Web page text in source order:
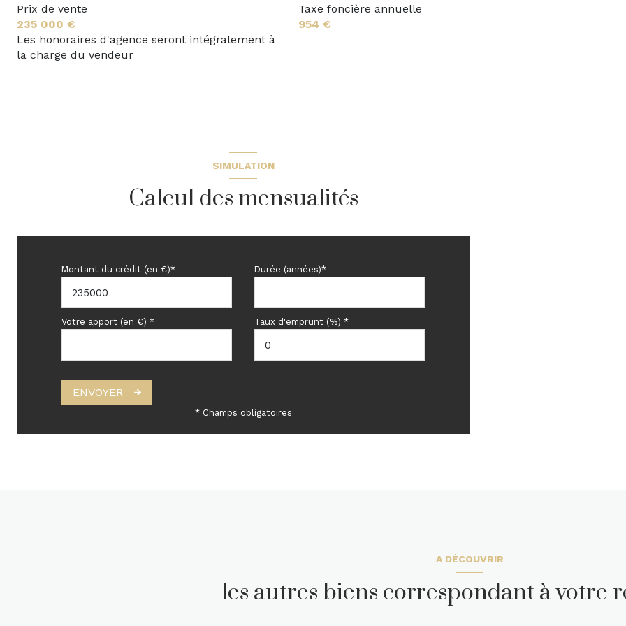
salle de bain
WC
Prix de vente
235 000 €
Les honoraires d'agence seront intégralement à
la charge du vendeur
Taxe foncière annuelle
954 €
SIMULATION
Calcul des mensualités
Montant du crédit (en €)* Durée (années)*
Votre apport (en €) * Taux d'emprunt (%) *
ENVOYER
* Champs obligatoires
A DÉCOUVRIR
les autres biens correspondant à votre